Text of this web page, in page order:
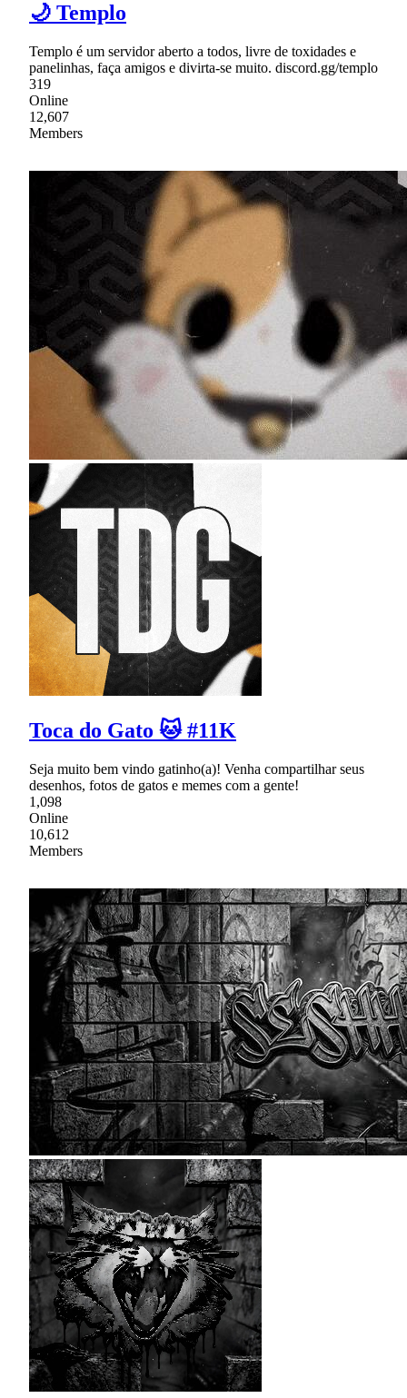
🌙 Templo
Templo é um servidor aberto a todos, livre de toxidades e
panelinhas, faça amigos e divirta-se muito. discord.gg/templo
319
Online
12,607
Members
Toca do Gato 🐱 #11K
Seja muito bem vindo gatinho(a)! Venha compartilhar seus
desenhos, fotos de gatos e memes com a gente!
1,098
Online
10,612
Members